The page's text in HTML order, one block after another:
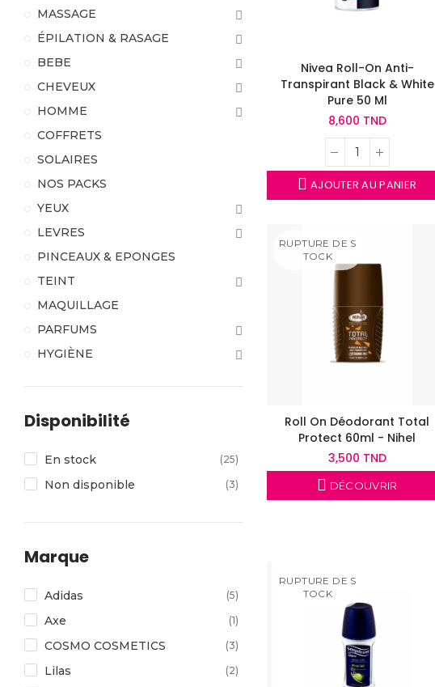
Nivea Roll-On Anti-
Transpirant Black & White
Pure 50 Ml
8,600 TND
AJOUTER AU PANIER
RUPTURE DE S
TOCK
Roll On Déodorant Total
Protect 60ml - Nihel
3,500 TND
DÉCOUVRIR
RUPTURE DE S
TOCK
MASSAGE
ÉPILATION & RASAGE
BEBE
CHEVEUX
HOMME
COFFRETS
SOLAIRES
NOS PACKS
YEUX
LEVRES
PINCEAUX & EPONGES
TEINT
MAQUILLAGE
PARFUMS
HYGIÈNE
Disponibilité
En stock (25)
Non disponible (3)
Marque
Adidas (5)
Axe (1)
COSMO COSMETICS (3)
Lilas (2)